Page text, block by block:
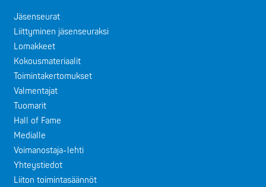
Jäsenseurat
Liittyminen jäsenseuraksi
Lomakkeet
Kokousmateriaalit
Toimintakertomukset
Valmentajat
Tuomarit
Hall of Fame
Medialle
Voimanostaja-lehti
Yhteystiedot
Liiton toimintasäännöt